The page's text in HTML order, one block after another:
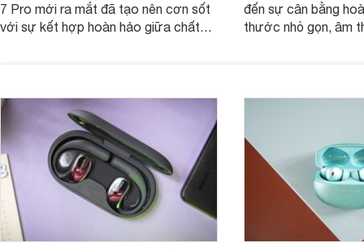
7 Pro mới ra mắt đã tạo nên cơn sốt
với sự kết hợp hoàn hảo giữa chất
đến sự cân bằng
thước nhỏ gọn, âm